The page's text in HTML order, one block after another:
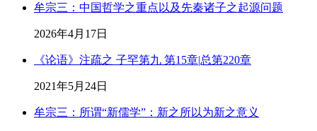
牟宗三：中国哲学之重点以及先秦诸子之起源问题
2026年4月17日
《论语》注疏之 子罕第九 第15章|总第220章
2021年5月24日
牟宗三：所谓“新儒学”：新之所以为新之意义